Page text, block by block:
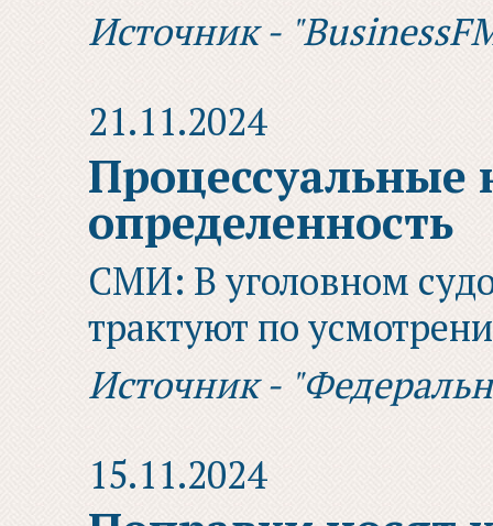
Источник -
21.11.2024
определенность
СМИ: В уголовном
трактуют по
Источник -
15.11.2024